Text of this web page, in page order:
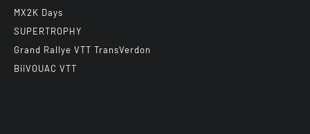
MX2K Days
SUPERTROPHY
Grand Rallye VTT TransVerdon
BiiVOUAC VTT